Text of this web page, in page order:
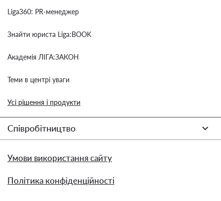
Liga360: PR-менеджер
Знайти юриста Liga:BOOK
Академія ЛІГА:ЗАКОН
Теми в центрі уваги
Усі рішення і продукти
Співробітництво
Умови використання сайту
Політика конфіденційності